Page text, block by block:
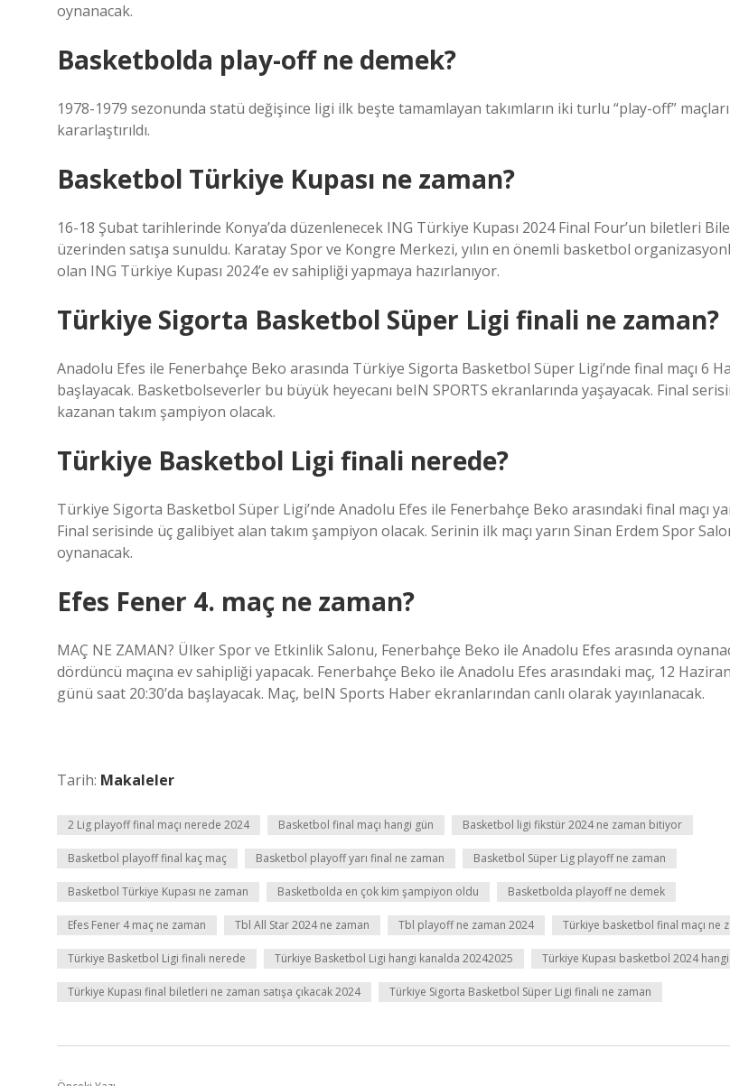
oynanacak.
Basketbolda play-off ne demek?
1978-1979 sezonunda statü değişince ligi ilk beşte tamamlayan takımların iki turlu “play-off” maçları
kararlaştırıldı.
Basketbol Türkiye Kupası ne zaman?
16-18 Şubat tarihlerinde Konya’da düzenlenecek ING Türkiye Kupası 2024 Final Four’un biletleri
üzerinden satışa sunuldu. Karatay Spor ve Kongre Merkezi, yılın en önemli basketbol
olan ING Türkiye Kupası 2024’e ev sahipliği yapmaya hazırlanıyor.
Türkiye Sigorta Basketbol Süper Ligi finali ne zaman?
Anadolu Efes ile Fenerbahçe Beko arasında Türkiye Sigorta Basketbol Süper Ligi’nde final maçı 6
başlayacak. Basketbolseverler bu büyük heyecanı beIN SPORTS ekranlarında yaşayacak. Final
kazanan takım şampiyon olacak.
Türkiye Basketbol Ligi finali nerede?
Türkiye Sigorta Basketbol Süper Ligi’nde Anadolu Efes ile Fenerbahçe Beko arasındaki final maçı
Final serisinde üç galibiyet alan takım şampiyon olacak. Serinin ilk maçı yarın Sinan Erdem Spor
oynanacak.
Efes Fener 4. maç ne zaman?
MAÇ NE ZAMAN? Ülker Spor ve Etkinlik Salonu, Fenerbahçe Beko ile Anadolu Efes arasında
dördüncü maçına ev sahipliği yapacak. Fenerbahçe Beko ile Anadolu Efes arasındaki maç, 12
günü saat 20:30’da başlayacak. Maç, beIN Sports Haber ekranlarından canlı olarak yayınlanacak.
Tarih: Makaleler
2 Lig playoff final maçı nerede 2024 Basketbol final maçı hangi gün Basketbol ligi fikstür 2024 ne zaman bitiyor
Basketbol playoff final kaç maç Basketbol playoff yarı final ne zaman Basketbol Süper Lig playoff ne zaman
Basketbol Türkiye Kupası ne zaman Basketbolda en çok kim şampiyon oldu Basketbolda playoff ne demek
Efes Fener 4 maç ne zaman Tbl All Star 2024 ne zaman Tbl playoff ne zaman 2024 Türkiye basketbol final maçı ne
Türkiye Basketbol Ligi finali nerede Türkiye Basketbol Ligi hangi kanalda 20242025 Türkiye Kupası basketbol 2024
Türkiye Kupası final biletleri ne zaman satışa çıkacak 2024 Türkiye Sigorta Basketbol Süper Ligi finali ne zaman